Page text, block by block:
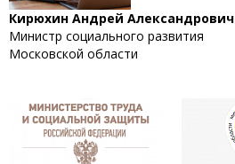
Кирюхин Андрей Александрович
Министр социального развития
Московской области